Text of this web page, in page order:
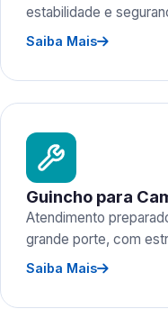
estabilidade e
Saiba Mais
Guincho para
Atendimento
grande porte, com
Saiba Mais